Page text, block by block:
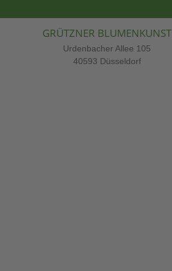
GRÜTZNER BLUMENKUNST
Urdenbacher Allee 105
40593 Düsseldorf